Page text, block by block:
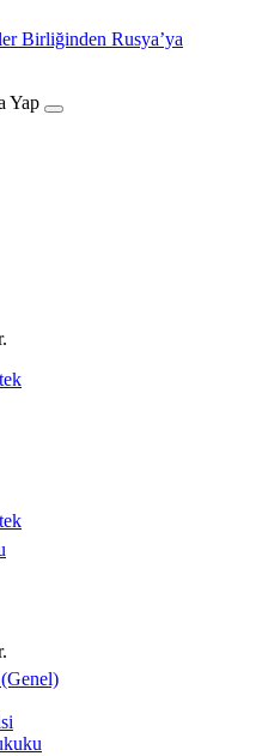
Birliğinden Rusya’ya
Yap